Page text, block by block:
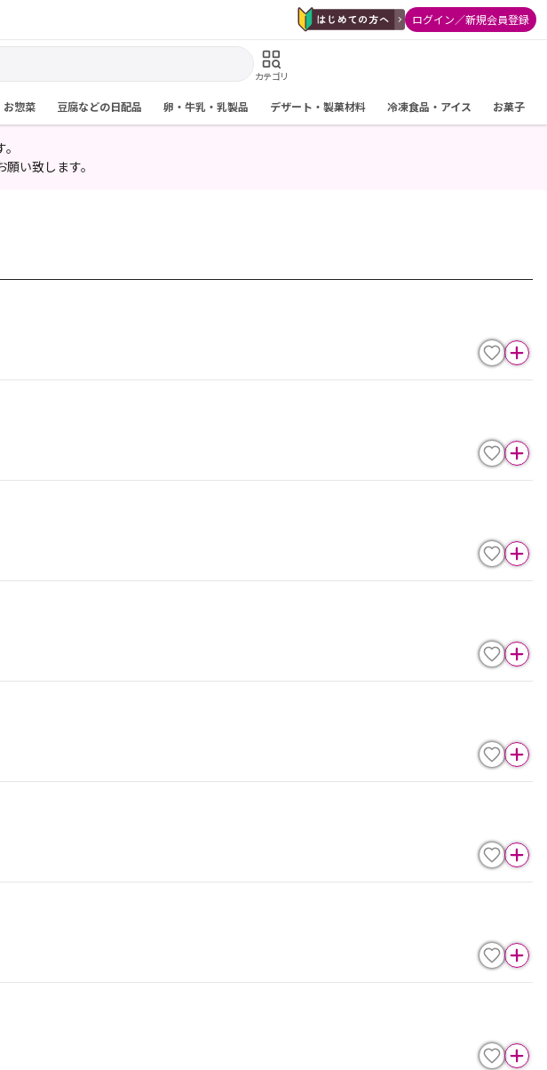
ログイン／新規会員登録
カテゴリ
お惣菜 豆腐などの日配品 卵・牛乳・乳製品 デザート・製菓材料 冷凍食品・アイス お菓子
願い致します。